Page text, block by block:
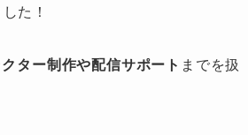
た！
ター制作や配信サポート までを扱